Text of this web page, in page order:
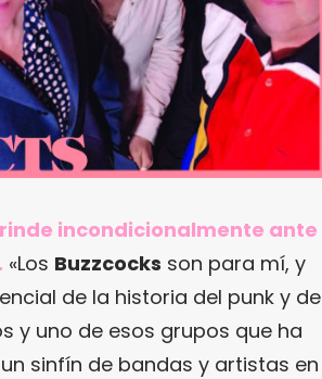
rinde incondicionalmente ante
«Los Buzzcocks son para mí, y
de la historia del punk y de
y uno de esos grupos que ha
sinfín de bandas y artistas en